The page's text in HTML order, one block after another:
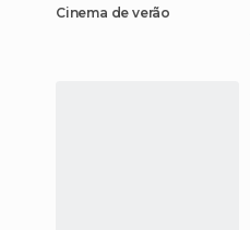
Cinema de verão